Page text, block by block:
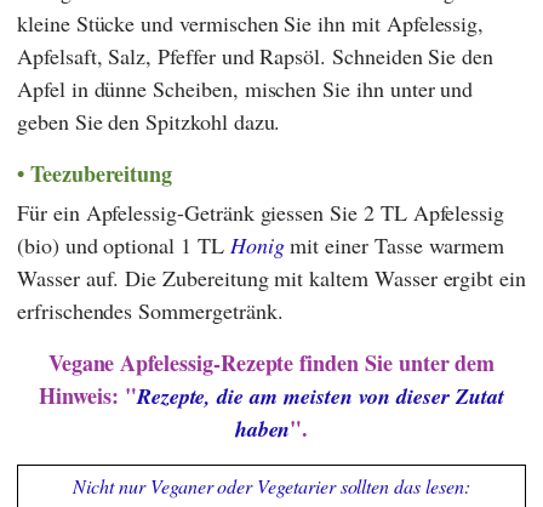
kleine Stücke und vermischen Sie ihn mit Apfelessig,
Apfelsaft, Salz, Pfeffer und Rapsöl. Schneiden Sie den
Apfel in dünne Scheiben, mischen Sie ihn unter und
geben Sie den Spitzkohl dazu.
Teezubereitung
Für ein Apfelessig-Getränk giessen Sie 2 TL Apfelessig
(bio) und optional 1 TL Honigmit einer Tasse warmem
Wasser auf. Die Zubereitung mit kaltem Wasser ergibt ein
erfrischendes Sommergetränk.
Vegane Apfelessig-Rezepte finden Sie unter dem
Hinweis: "Rezepte, die am meisten von dieser Zutat
haben".
Nicht nur Veganer oder Vegetarier sollten das lesen: